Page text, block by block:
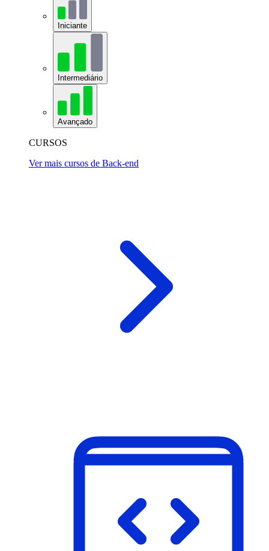
Iniciante
Intermediário
Avançado
CURSOS
Ver mais cursos de Back-end